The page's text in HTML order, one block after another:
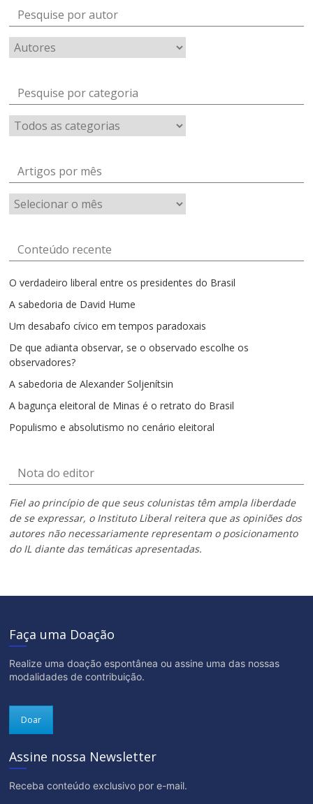
Pesquise por autor
Pesquise por categoria
Artigos por mês
Artigos
por
Conteúdo recente
O verdadeiro liberal entre os presidentes do Brasil
A sabedoria de David Hume
Um desabafo cívico em tempos paradoxais
De que adianta observar, se o observado escolhe os
observadores?
A sabedoria de Alexander Soljenítsin
A bagunça eleitoral de Minas é o retrato do Brasil
Populismo e absolutismo no cenário eleitoral
Nota do editor
Fiel ao princípio de que seus colunistas têm ampla liberdade
de se expressar, o Instituto Liberal reitera que as opiniões dos
autores não necessariamente representam o posicionamento
do IL diante das temáticas apresentadas.
Faça uma Doação
Realize uma doação espontânea ou assine uma das nossas
modalidades de contribuição.
Doar
Assine nossa Newsletter
Receba conteúdo exclusivo por e-mail.